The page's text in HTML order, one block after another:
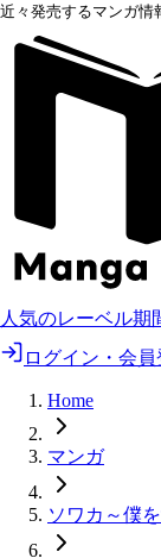
近々発売するマンガ情
人気のレーベル期
ログイン・会員
Home
マンガ
ソワカ～僕